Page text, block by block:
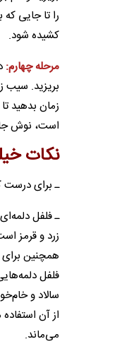
را تا جایی
کشیده شود.
مرحله چهارم:
زمان بدهید
است، نوش
نکات
ـ برای درست
ـ فلفل
زرد و قرمز
همچنین
فلفل
سالاد و
از آن
می‌ماند.